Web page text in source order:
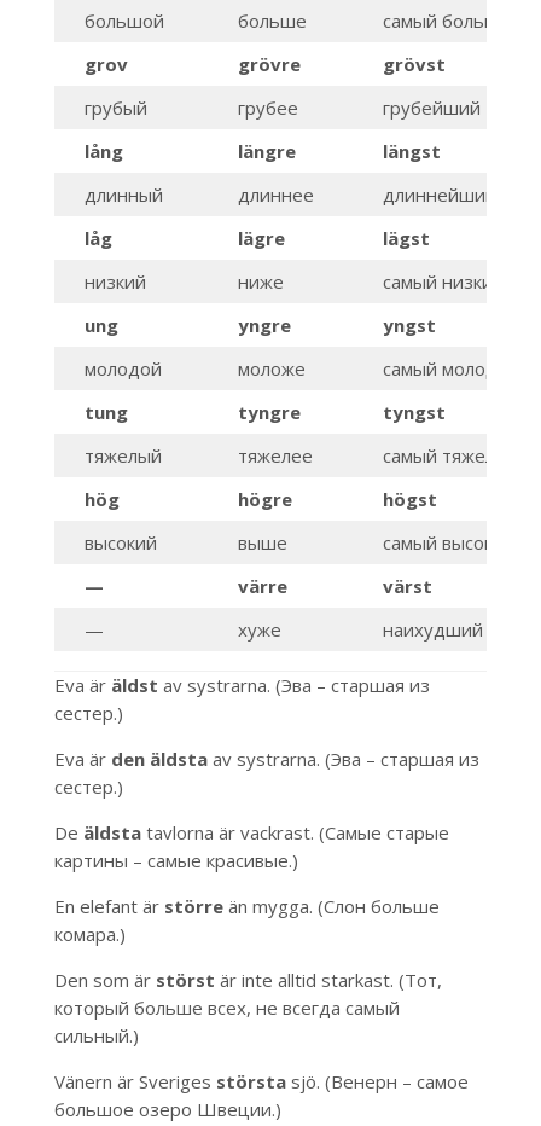
большой
больше
самый большой
grov
grövre
grövst
грубый
грубее
грубейший
lång
längre
längst
длинный
длиннее
длиннейший
låg
lägre
lägst
низкий
ниже
самый низкий
ung
yngre
yngst
молодой
моложе
самый молодой
tung
tyngre
tyngst
тяжелый
тяжелее
самый тяжелый
hög
högre
högst
высокий
выше
самый высокий
—
värre
värst
—
хуже наихудший
Eva är äldst av systrarna. (Эва – старшая из
сестер.)
Eva är den äldstaav systrarna. (Эва – старшая из
сестер.)
De äldsta tavlorna är vackrast. (Самые старые
картины – самые красивые.)
En elefant är större än mygga. (Слон больше
комара.)
Den som är störst är inte alltid starkast. (Тот,
который больше всех, не всегда самый
сильный.)
Vänern är Sveriges största sjö. (Венерн – самое
большое озеро Швеции.)